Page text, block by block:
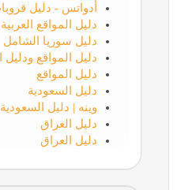
أدواتس - دليل
دليل المواقع العربية eerrt
دليل سوريا الشامل
دليل المواقع ودليل
دليل المواقع
دليل السعودية
وينه | دليل
دليل العراق
دليل العراق